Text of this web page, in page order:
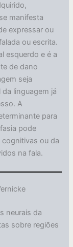
manifesta
expressar ou
ou escrita.
esquerdo e é a
de dano
seja
linguagem já
A
para
pode
ou da
na fala.
neurais da
sobre regiões